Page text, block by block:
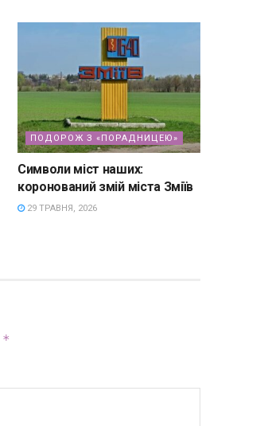
ПОДОРОЖ З «ПОРАДНИЦЕЮ»
Символи міст наших:
коронований змій міста Зміїв
29 ТРАВНЯ, 2026
*